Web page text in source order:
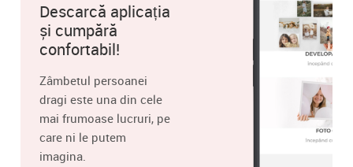
Descarcă aplicația
și cumpără
confortabil!
Zâmbetul persoanei
dragi este una din cele
mai frumoase lucruri, pe
care ni le putem
imagina.